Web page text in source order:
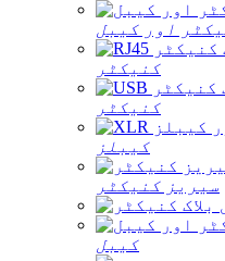
اور کیبل
کنیکٹر
کنیکٹر
کیبلز
سیریز کنیکٹر
کیبل